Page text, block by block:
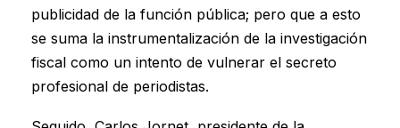
publicidad de la función pública; pero que a esto
se suma la instrumentalización de la investigación
fiscal como un intento de vulnerar el secreto
profesional de periodistas.